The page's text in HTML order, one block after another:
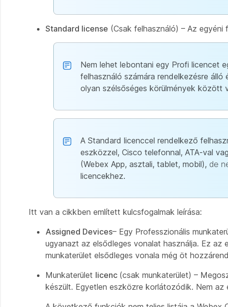
Standard license (Csak felhasználó) – Az
Nem lehet lebontani egy Profi licencet
felhasználó számára rendelkezésre
olyan szélsőséges körülmények között
A Standard licenccel rendelkező
eszközzel, Cisco telefonnal, ATA-val
(Webex App, asztali, tablet, mobil), de
licencekhez.
Itt van a cikkben említett kulcsfogalmak leírása:
Assigned Devices– Egy Professzionális
ugyanazt az elsődleges vonalat használja. Ez
munkaterület elsődleges vonala még öt
Munkaterület licenc (csak munkaterület) –
készült. Egyetlen eszközre korlátozódik. Nem